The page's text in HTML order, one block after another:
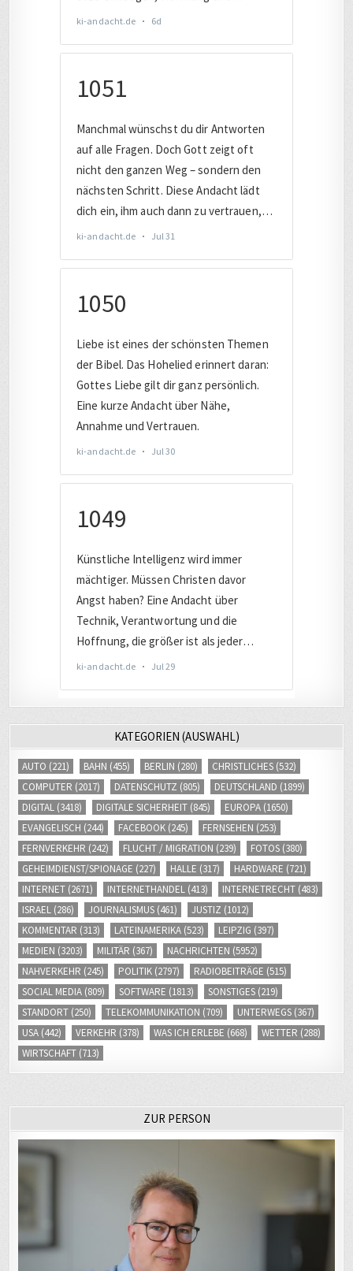
KATEGORIEN (AUSWAHL)
AUTO (221) BAHN (455) BERLIN (280) CHRISTLICHES (532)
COMPUTER (2017) DATENSCHUTZ (805) DEUTSCHLAND (1899)
DIGITAL (3418) DIGITALE SICHERHEIT (845) EUROPA (1650)
EVANGELISCH (244) FACEBOOK (245) FERNSEHEN (253)
FERNVERKEHR (242) FLUCHT / MIGRATION (239) FOTOS (380)
GEHEIMDIENST/SPIONAGE (227) HALLE (317) HARDWARE (721)
INTERNET (2671) INTERNETHANDEL (413) INTERNETRECHT (483)
ISRAEL (286) JOURNALISMUS (461) JUSTIZ (1012)
KOMMENTAR (313) LATEINAMERIKA (523) LEIPZIG (397)
MEDIEN (3203) MILITÄR (367) NACHRICHTEN (5952)
NAHVERKEHR (245) POLITIK (2797) RADIOBEITRÄGE (515)
SOCIAL MEDIA (809) SOFTWARE (1813) SONSTIGES (219)
STANDORT (250) TELEKOMMUNIKATION (709) UNTERWEGS (367)
USA (442) VERKEHR (378) WAS ICH ERLEBE (668) WETTER (288)
WIRTSCHAFT (713)
ZUR PERSON